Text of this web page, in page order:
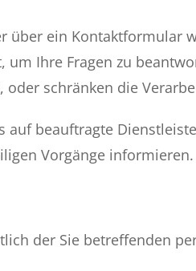
über ein Kontaktformular
Ihre Fragen zu
schränken die
auf beauftragte
Vorgänge
der Sie betreffenden